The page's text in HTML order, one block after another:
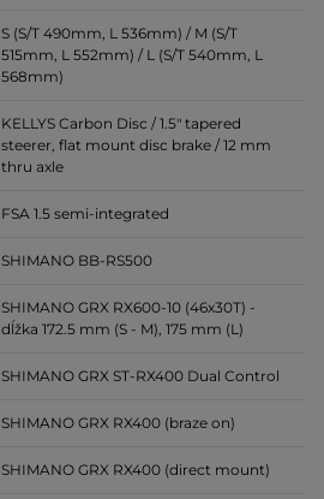
S (S/T 490mm, L 536mm) / M (S/T
515mm, L 552mm) / L (S/T 540mm, L
568mm)
KELLYS Carbon Disc / 1.5" tapered
steerer, flat mount disc brake / 12 mm
thru axle
FSA 1.5 semi-integrated
SHIMANO BB-RS500
SHIMANO GRX RX600-10 (46x30T) -
dĺžka 172.5 mm (S - M), 175 mm (L)
SHIMANO GRX ST-RX400 Dual Control
SHIMANO GRX RX400 (braze on)
SHIMANO GRX RX400 (direct mount)